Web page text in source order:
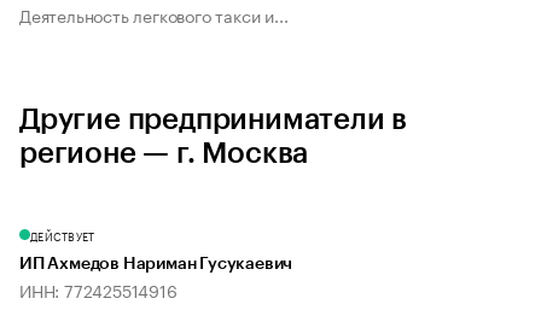
Деятельность легкового такси и...
Другие предприниматели в
регионе — г. Москва
ДЕЙСТВУЕТ
ИП Ахмедов Нариман Гусукаевич
ИНН: 772425514916